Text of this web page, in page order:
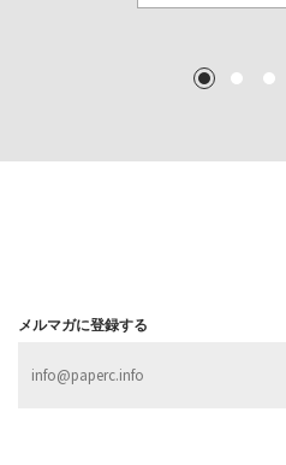
MORE
MORE
1 2 3
メルマガに登録する